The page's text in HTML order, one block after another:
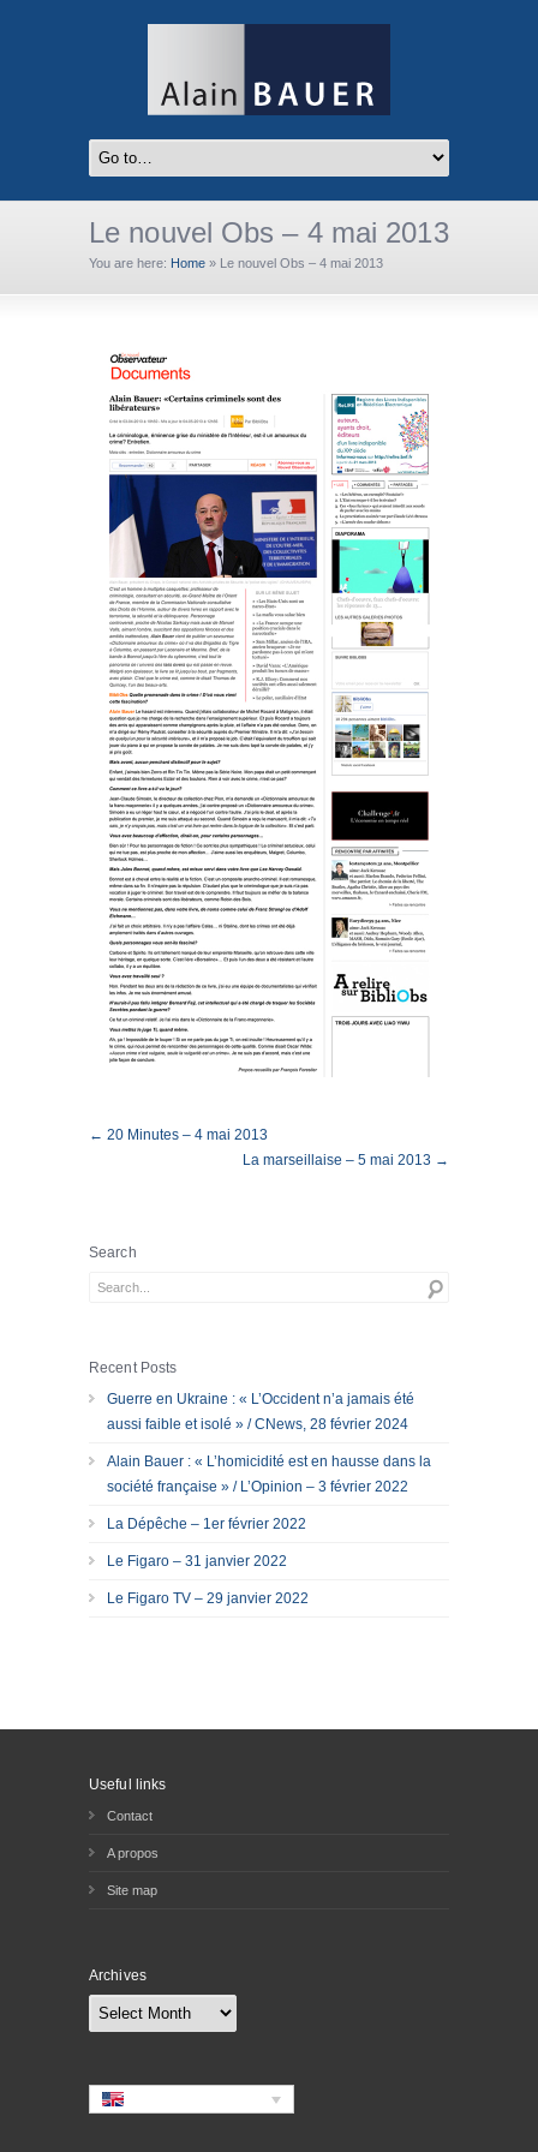
Le nouvel Obs – 4 mai 2013
You are here: Home » Le nouvel Obs – 4 mai 2013
← 20 Minutes – 4 mai 2013
La marseillaise – 5 mai 2013 →
Search
Recent Posts
Guerre en Ukraine : « L’Occident n’a jamais été
aussi faible et isolé » / CNews, 28 février 2024
Alain Bauer : « L’homicidité est en hausse dans la
société française » / L’Opinion – 3 février 2022
La Dépêche – 1er février 2022
Le Figaro – 31 janvier 2022
Le Figaro TV – 29 janvier 2022
Useful links
Contact
A propos
Site map
Archives
Archives